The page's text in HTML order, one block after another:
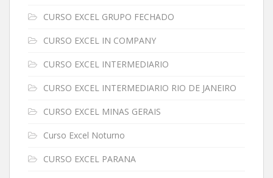
CURSO EXCEL GRUPO FECHADO
CURSO EXCEL IN COMPANY
CURSO EXCEL INTERMEDIARIO
CURSO EXCEL INTERMEDIARIO RIO DE JANEIRO
CURSO EXCEL MINAS GERAIS
Curso Excel Noturno
CURSO EXCEL PARANA